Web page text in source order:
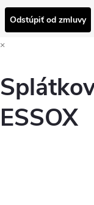
Odstúpiť od zmluvy
×
ESSOX